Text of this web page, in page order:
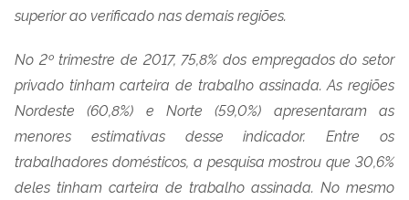
superior ao verificado nas demais regiões.
No 2º trimestre de 2017, 75,8% dos empregados do setor
privado tinham carteira de trabalho assinada. As regiões
Nordeste (60,8%) e Norte (59,0%) apresentaram as
menores estimativas desse indicador. Entre os
trabalhadores domésticos, a pesquisa mostrou que 30,6%
deles tinham carteira de trabalho assinada. No mesmo